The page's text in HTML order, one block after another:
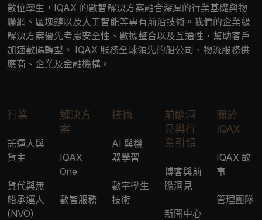
數位孿生，IQAX 的數智解決方案融合深厚的行業基礎與物
聯網、區塊鏈以及人工智能等專有前沿技術。我們的企業級
解決方案優先考慮安全性、數據整合以及互通性，幫助客戶
加速數碼轉型。 IQAX 服務全球領先的船公司、物流服務供
應商、企業及金融機構。
行業
託運人與
貨主
貨代與無
船承運人
(NVO)
解決方
案
IQAX
One
數智服務
技術
AI 與機
器學習
數字孿生
技術
前瞻洞
見與行
業引領
博客與前
瞻洞見
新聞中心
關於
IQAX
IQAX 故
事
管理團隊